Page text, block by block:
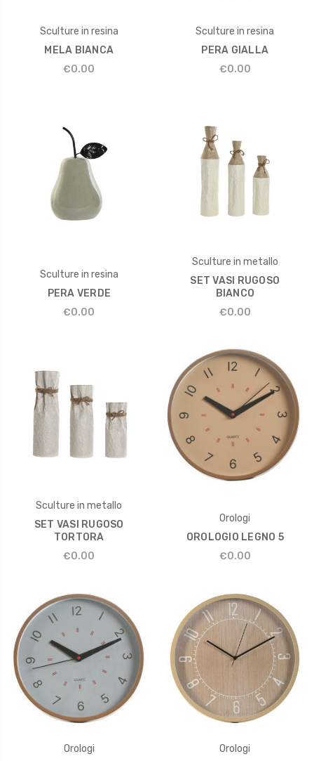
Sculture in resina
MELA BIANCA
€0.00
Sculture in resina
PERA GIALLA
€0.00
Sculture in resina
PERA VERDE
€0.00
Sculture in metallo
SET VASI RUGOSO
BIANCO
€0.00
Sculture in metallo
SET VASI RUGOSO
TORTORA
€0.00
Orologi
OROLOGIO LEGNO 5
€0.00
Orologi
Orologi